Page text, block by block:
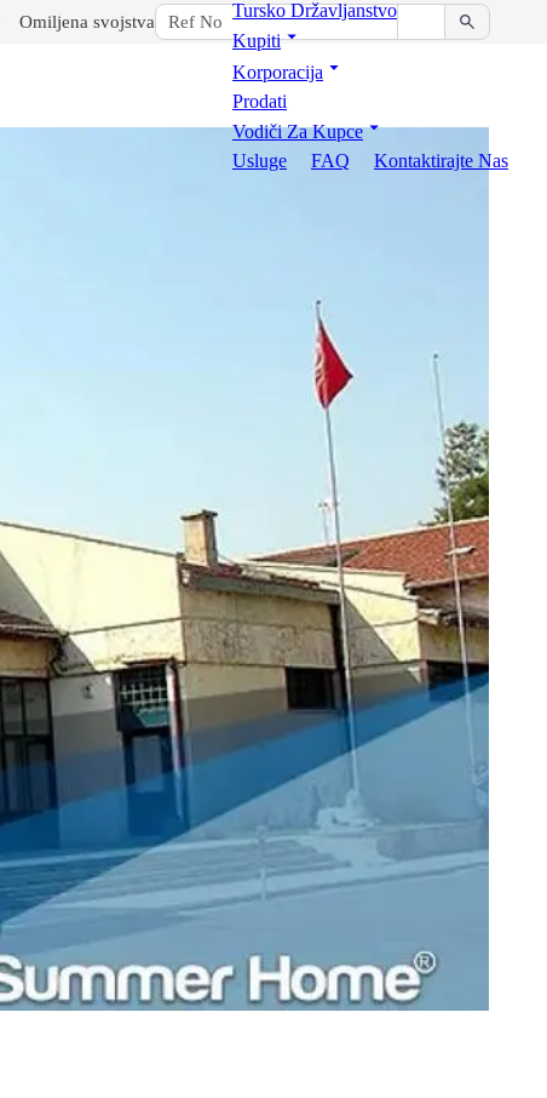
Omiljena svojstva
Tursko Državljanstvo
Kupiti
Korporacija
Prodati
Vodiči Za Kupce
Usluge
FAQ Kontaktirajte Nas